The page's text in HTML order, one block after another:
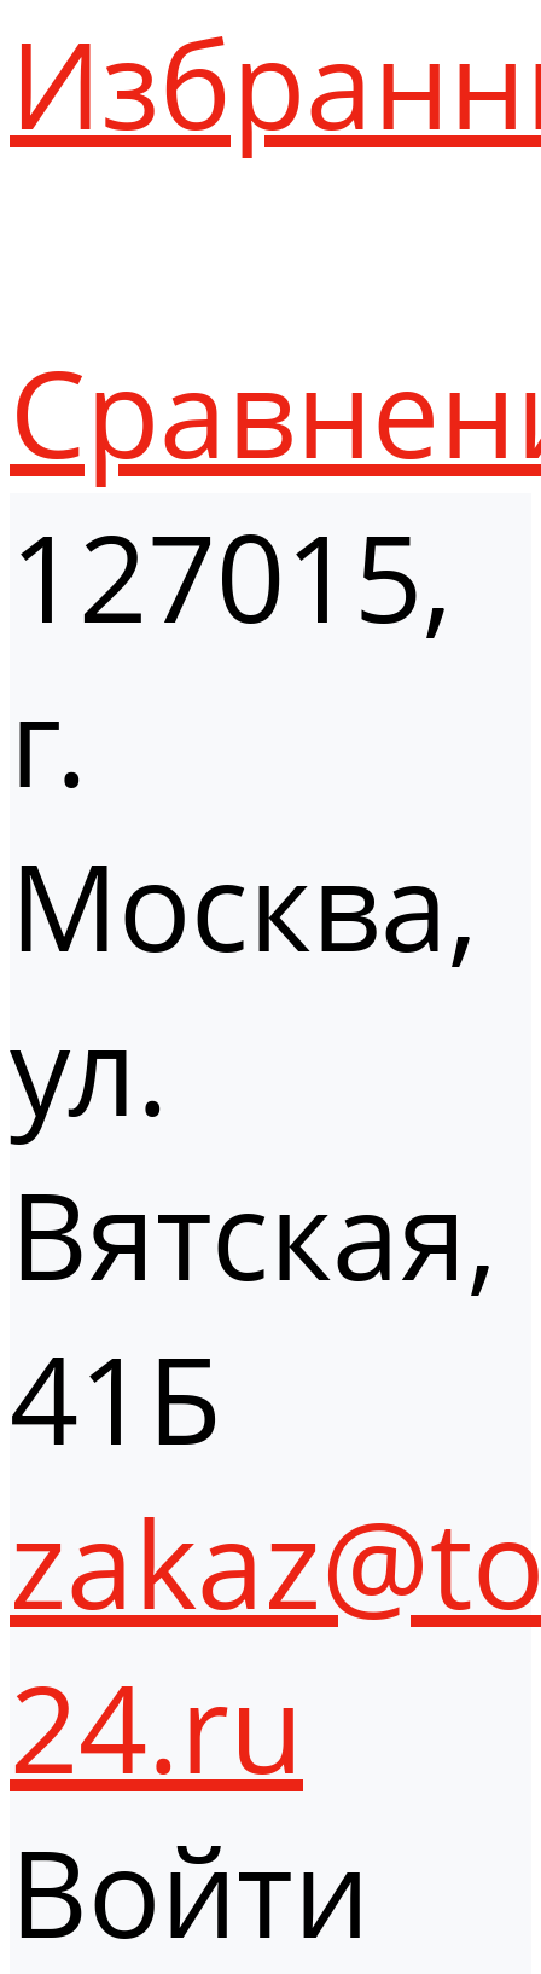
127015,
г.
Москва,
ул.
Вятская,
41Б
24.ru
Войти